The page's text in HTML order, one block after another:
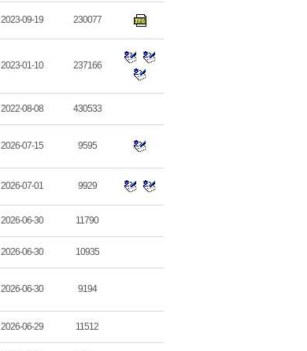
2023-09-19 230077
2023-01-10 237166
2022-08-08 430533
2026-07-15 9595
2026-07-01 9929
2026-06-30 11790
2026-06-30 10935
2026-06-30 9194
2026-06-29 11512